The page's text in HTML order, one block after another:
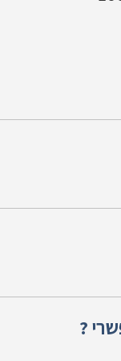
?